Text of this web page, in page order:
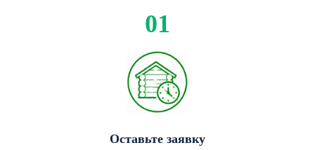
Оставьте заявку